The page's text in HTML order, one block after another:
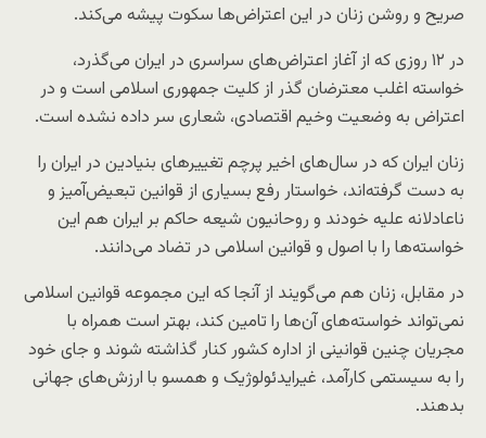
صریح و روشن زنان در این اعتراض‌ها سکوت پیشه می‌کند.
در ۱۲ روزی که از آغاز اعتراض‌های سراسری در ایران می‌گذرد،
خواسته اغلب معترضان گذر از کلیت جمهوری اسلامی است و در
اعتراض به وضعیت وخیم اقتصادی، شعاری سر داده نشده است.
زنان ایران که در سال‌های اخیر پرچم تغییرهای بنیادین در ایران را
به دست گرفته‌اند، خواستار رفع بسیاری از قوانین تبعیض‌آمیز و
ناعادلانه علیه خودند و روحانیون شیعه حاکم بر ایران هم این
خواسته‌ها را با اصول و قوانین اسلامی در تضاد می‌دانند.
در مقابل، زنان هم می‌گویند از آنجا که این مجموعه قوانین اسلامی
نمی‌تواند خواسته‌های آن‌ها را تامین کند، بهتر است همراه با
مجریان چنین قوانینی از اداره کشور کنار گذاشته شوند و جای خود
را به سیستمی کارآمد، غیرایدئولوژیک و همسو با ارزش‌های جهانی
بدهند.